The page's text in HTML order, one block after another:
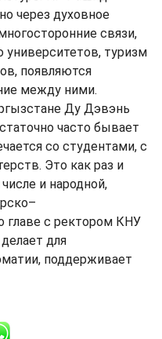
через духовное
связи,
университетов, туризм
появляются
между ними.
Ду Дэвэнь
часто бывает
со студентами, с
Это как раз и
и народной,
главе с ректором КНУ
для
поддерживает